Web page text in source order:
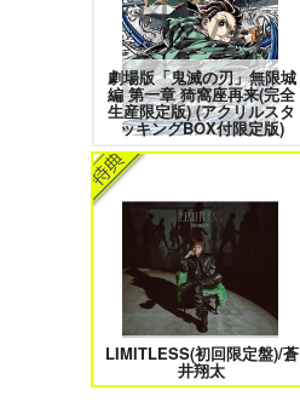
なんかもうあーあって感じ。2 特
装版
クールぶり男子と激重男子 1
そんなに言うなら抱いてやる
劇場版「鬼滅の刃」無限城
編 第一章 猗窩座再来(完全
生産限定版) (アクリルスタ
ッキングBOX付限定版)
LIMITLESS(初回限定盤)/蒼
井翔太